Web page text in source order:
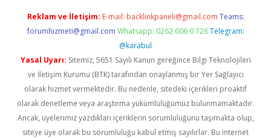
Reklam ve İletişim: E-mail: backlinkpaneli@gmail.com Teams:
forumhizmeti@gmail.com Whatsapp: 0262 606 0 726 Telegram:
@karabul
Yasal Uyarı: Sitemiz, 5651 Sayılı Kanun gereğince Bilgi Teknolojileri
ve İletişim Kurumu (BTK) tarafından onaylanmış bir Yer Sağlayıcı
olarak hizmet vermektedir. Bu nedenle, sitedeki içerikleri proaktif
olarak denetleme veya araştırma yükümlülüğümüz bulunmamaktadır.
Ancak, üyelerimiz yazdıkları içeriklerin sorumluluğunu taşımakta olup,
siteye üye olarak bu sorumluluğu kabul etmiş sayılırlar. Bu internet